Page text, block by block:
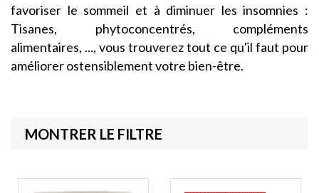
favoriser le sommeil et à diminuer les insomnies :
Tisanes, phytoconcentrés, compléments
alimentaires, ..., vous trouverez tout ce qu'il faut pour
améliorer ostensiblement votre bien-être.
MONTRER LE FILTRE